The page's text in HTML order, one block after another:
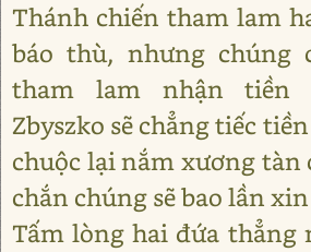
Thánh chiến tham lam
báo thù, nhưng chúng
tham lam nhận tiền
Zbyszko sẽ chẳng tiếc
chuộc lại nắm xương tàn
chắn chúng sẽ bao lần
Tấm lòng hai đứa thẳng